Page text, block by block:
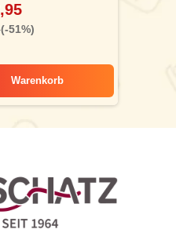
(-51%)
Warenkorb